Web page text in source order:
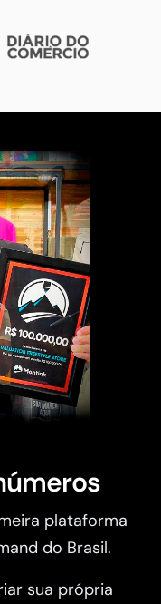
plataforma
do Brasil.
sua própria